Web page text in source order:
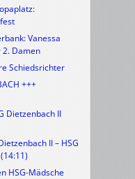
Vanessa
Damen
Schiedsrichter
+++
Dietzenbach II
II – HSG
HSG-Mädsche